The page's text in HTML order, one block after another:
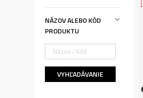
NÁZOV ALEBO KÓD
PRODUKTU
VYHĽADÁVANIE